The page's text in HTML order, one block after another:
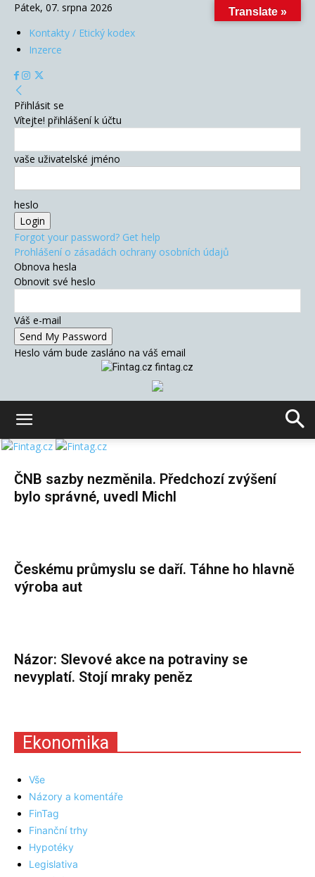
Pátek, 07. srpna 2026
Kontakty / Etický kodex
Inzerce
Přihlásit se
Vítejte! přihlášení k účtu
vaše uživatelské jméno
heslo
Forgot your password? Get help
Prohlášení o zásadách ochrany osobních údajů
Obnova hesla
Obnovit své heslo
Váš e-mail
Heslo vám bude zasláno na váš email
fintag.cz
ČNB sazby nezměnila. Předchozí zvýšení
bylo správné, uvedl Michl
Českému průmyslu se daří. Táhne ho hlavně
výroba aut
Názor: Slevové akce na potraviny se
nevyplatí. Stojí mraky peněz
Ekonomika
Vše
Názory a komentáře
FinTag
Finanční trhy
Hypotéky
Legislativa
Translate »